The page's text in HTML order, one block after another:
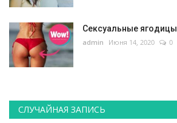
Сексуальные ягодицы
admin Июня 14, 2020 0
СЛУЧАЙНАЯ ЗАПИСЬ